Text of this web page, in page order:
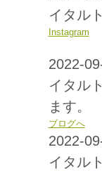
イタル
Instagram
2022-
イタル
ます。
ブログへ
2022-
イタル